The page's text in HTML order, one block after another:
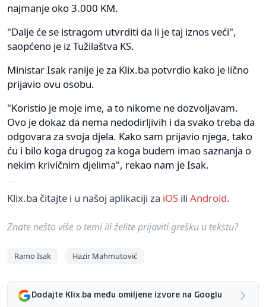
najmanje oko 3.000 KM.
"Dalje će se istragom utvrditi da li je taj iznos veći",
saopćeno je iz Tužilaštva KS.
Ministar Isak ranije je za Klix.ba potvrdio kako je lično
prijavio ovu osobu.
"Koristio je moje ime, a to nikome ne dozvoljavam.
Ovo je dokaz da nema nedodirljivih i da svako treba da
odgovara za svoja djela. Kako sam prijavio njega, tako
ću i bilo koga drugog za koga budem imao saznanja o
nekim krivičnim djelima", rekao nam je Isak.
Klix.ba čitajte i u našoj aplikaciji za iOS ili Android.
Znate nešto više o temi ili želite prijaviti grešku u tekstu?
Ramo Isak Hazir Mahmutović
Dodajte Klix.ba među omiljene izvore na Googlu